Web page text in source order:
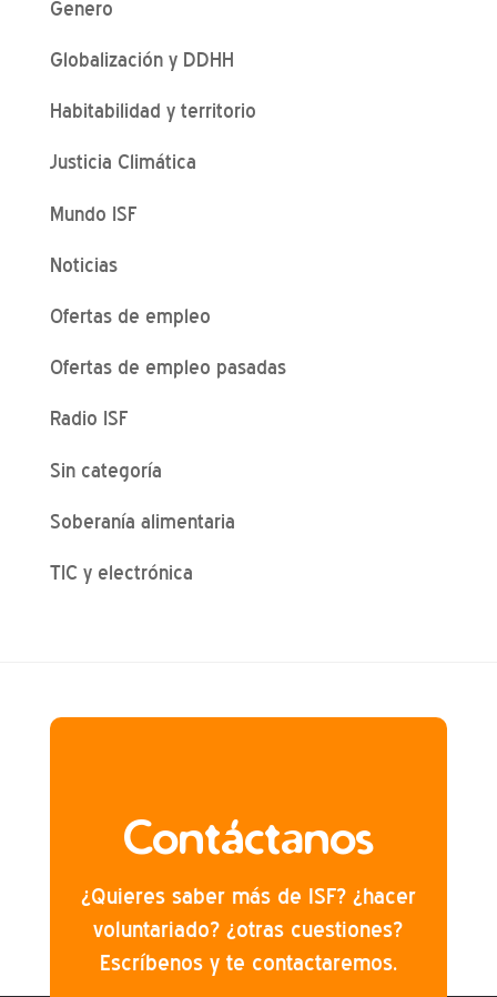
Genero
Globalización y DDHH
Habitabilidad y territorio
Justicia Climática
Mundo ISF
Noticias
Ofertas de empleo
Ofertas de empleo pasadas
Radio ISF
Sin categoría
Soberanía alimentaria
TIC y electrónica
Contáctanos
¿Quieres saber más de ISF? ¿hacer
voluntariado? ¿otras cuestiones?
Escríbenos y te contactaremos.